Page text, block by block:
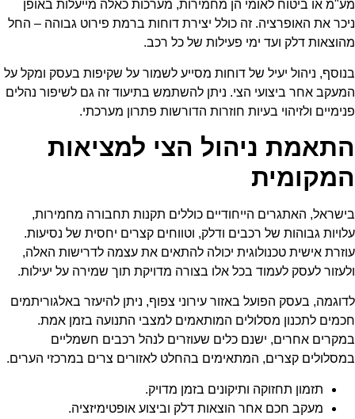
מע"מ או ביטוח לאומי הן מחמירות, מערכות כאלה מייעלות באופן
ניכר את האופרציה. זה כולל יצירת דוחות ברמת פירוט גבוהה – החל
מהוצאות דלק ועד ימי פעילות של כל רכב.
בנוסף, ניהול יעיל של דוחות מסייע לשמור על שקיפות בעסק ומקל על
המעקב אחר ביצועי הצי. ניתן להשתמש בתיעוד זה גם לשיפור נהלים
פנימיים ולזיהוי בעיות חוזרות הדורשות פתרון מערכתי.
התאמת ניהול הצי למציאות
המקומית
בישראל, האתגרים הייחודיים כוללים תקנות תחבורה מחמירות,
עלויות גבוהות של רכבים ודלק, וטווחים קצרים יחסית של נסיעות.
עוזרת אישית טכנולוגית יכולה להתאים את עצמה לדרישות האלה,
ולעזור לעסק לעמוד בכל אלו בצורה מדויקת תוך שמירה על יעילות.
לדוגמה, בעסק הפועל באזור עירוני צפוף, ניתן להיעזר באלגוריתמים
חכמים לתכנון מסלולים המותאמים למצבי התנועה בזמן אמת.
במקרים אחרים, ישנם כלים שעוזרים לנהל רכבים חשמליים
במסלולים קצרים, המתאימים בהחלט לאזורים צרים במרכזי הערים.
תזמון תחזוקה ותיקונים בזמן מדויק.
מעקב חכם אחר הוצאות דלק וביצוע אופטימיזציה.